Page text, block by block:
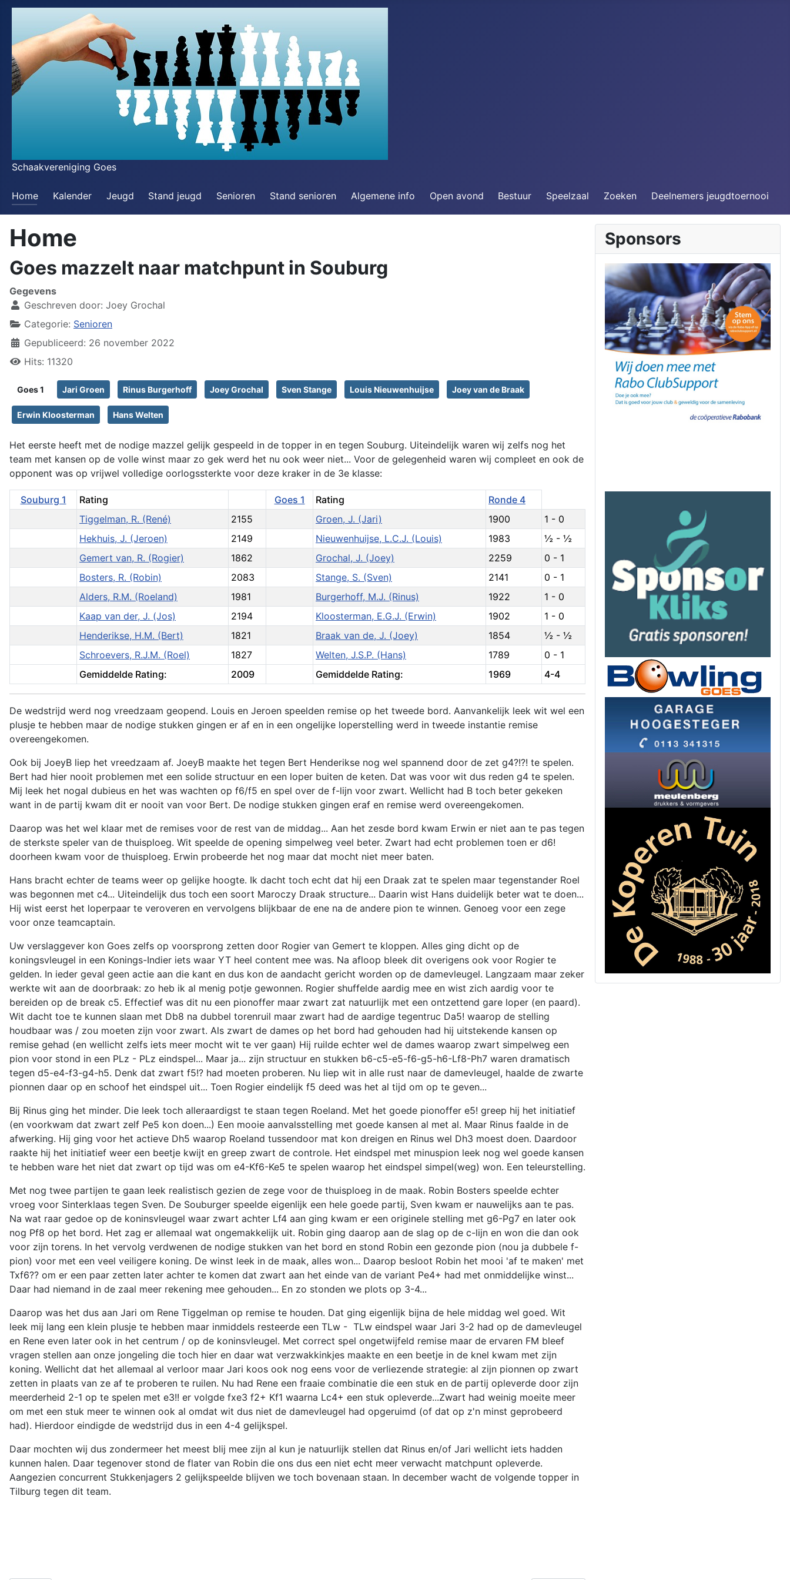
Schaakvereniging Goes
Home Kalender Jeugd Stand jeugd Senioren Stand senioren Algemene info Open avond Bestuur Speelzaal Zoeken Deelnemers jeugdtoernooi
Home
Goes mazzelt naar matchpunt in Souburg
Gegevens
Geschreven door: Joey Grochal
Categorie: Senioren
Gepubliceerd: 26 november 2022
Hits: 11320
Goes 1 Jari Groen Rinus Burgerhoff Joey Grochal Sven Stange Louis Nieuwenhuijse Joey van de Braak
Erwin Kloosterman Hans Welten
Het eerste heeft met de nodige mazzel gelijk gespeeld in de topper in en tegen Souburg. Uiteindelijk waren wij zelfs nog het
team met kansen op de volle winst maar zo gek werd het nu ook weer niet... Voor de gelegenheid waren wij compleet en ook de
opponent was op vrijwel volledige oorlogssterkte voor deze kraker in de 3e klasse:
Souburg 1 Rating Goes 1 Rating
Ronde 4
Tiggelman, R. (René)
2155 Groen, J. (Jari) 1900
1 - 0
Hekhuis, J. (Jeroen)
2149 Nieuwenhuijse, L.C.J. (Louis) 1983
½ - ½
Gemert van, R. (Rogier)
1862 Grochal, J. (Joey) 2259
0 - 1
Bosters, R. (Robin)
2083 Stange, S. (Sven) 2141
0 - 1
Alders, R.M. (Roeland)
1981 Burgerhoff, M.J. (Rinus) 1922
1 - 0
Kaap van der, J. (Jos)
2194 Kloosterman, E.G.J. (Erwin) 1902
1 - 0
Henderikse, H.M. (Bert)
1821 Braak van de, J. (Joey) 1854
½ - ½
Schroevers, R.J.M. (Roel)
1827 Welten, J.S.P. (Hans) 1789
0 - 1
Gemiddelde Rating:
2009 Gemiddelde Rating: 1969 4-4
De wedstrijd werd nog vreedzaam geopend. Louis en Jeroen speelden remise op het tweede bord. Aanvankelijk leek wit wel een
plusje te hebben maar de nodige stukken gingen er af en in een ongelijke loperstelling werd in tweede instantie remise
overeengekomen.
Ook bij JoeyB liep het vreedzaam af. JoeyB maakte het tegen Bert Henderikse nog wel spannend door de zet g4?!?! te spelen.
Bert had hier nooit problemen met een solide structuur en een loper buiten de keten. Dat was voor wit dus reden g4 te spelen.
Mij leek het nogal dubieus en het was wachten op f6/f5 en spel over de f-lijn voor zwart. Wellicht had B toch beter gekeken
want in de partij kwam dit er nooit van voor Bert. De nodige stukken gingen eraf en remise werd overeengekomen.
Daarop was het wel klaar met de remises voor de rest van de middag... Aan het zesde bord kwam Erwin er niet aan te pas tegen
de sterkste speler van de thuisploeg. Wit speelde de opening simpelweg veel beter. Zwart had echt problemen toen er d6!
doorheen kwam voor de thuisploeg. Erwin probeerde het nog maar dat mocht niet meer baten.
Hans bracht echter de teams weer op gelijke hoogte. Ik dacht toch echt dat hij een Draak zat te spelen maar tegenstander Roel
was begonnen met c4... Uiteindelijk dus toch een soort Maroczy Draak structure... Daarin wist Hans duidelijk beter wat te doen...
Hij wist eerst het loperpaar te veroveren en vervolgens blijkbaar de ene na de andere pion te winnen. Genoeg voor een zege
voor onze teamcaptain.
Uw verslaggever kon Goes zelfs op voorsprong zetten door Rogier van Gemert te kloppen. Alles ging dicht op de
koningsvleugel in een Konings-Indier iets waar YT heel content mee was. Na afloop bleek dit overigens ook voor Rogier te
gelden. In ieder geval geen actie aan die kant en dus kon de aandacht gericht worden op de damevleugel. Langzaam maar zeker
werkte wit aan de doorbraak: zo heb ik al menig potje gewonnen. Rogier shuffelde aardig mee en wist zich aardig voor te
bereiden op de break c5. Effectief was dit nu een pionoffer maar zwart zat natuurlijk met een ontzettend gare loper (en paard).
Wit dacht toe te kunnen slaan met Db8 na dubbel torenruil maar zwart had de aardige tegentruc Da5! waarop de stelling
houdbaar was / zou moeten zijn voor zwart. Als zwart de dames op het bord had gehouden had hij uitstekende kansen op
remise gehad (en wellicht zelfs iets meer mocht wit te ver gaan) Hij ruilde echter wel de dames waarop zwart simpelweg een
pion voor stond in een PLz - PLz eindspel... Maar ja... zijn structuur en stukken b6-c5-e5-f6-g5-h6-Lf8-Ph7 waren dramatisch
tegen d5-e4-f3-g4-h5. Denk dat zwart f5!? had moeten proberen. Nu liep wit in alle rust naar de damevleugel, haalde de zwarte
pionnen daar op en schoof het eindspel uit... Toen Rogier eindelijk f5 deed was het al tijd om op te geven...
Bij Rinus ging het minder. Die leek toch alleraardigst te staan tegen Roeland. Met het goede pionoffer e5! greep hij het initiatief
(en voorkwam dat zwart zelf Pe5 kon doen...) Een mooie aanvalsstelling met goede kansen al met al. Maar Rinus faalde in de
afwerking. Hij ging voor het actieve Dh5 waarop Roeland tussendoor mat kon dreigen en Rinus wel Dh3 moest doen. Daardoor
raakte hij het initiatief weer een beetje kwijt en greep zwart de controle. Het eindspel met minuspion leek nog wel goede kansen
te hebben ware het niet dat zwart op tijd was om e4-Kf6-Ke5 te spelen waarop het eindspel simpel(weg) won. Een teleurstelling.
Met nog twee partijen te gaan leek realistisch gezien de zege voor de thuisploeg in de maak. Robin Bosters speelde echter
vroeg voor Sinterklaas tegen Sven. De Souburger speelde eigenlijk een hele goede partij, Sven kwam er nauwelijks aan te pas.
Na wat raar gedoe op de koninsvleugel waar zwart achter Lf4 aan ging kwam er een originele stelling met g6-Pg7 en later ook
nog Pf8 op het bord. Het zag er allemaal wat ongemakkelijk uit. Robin ging daarop aan de slag op de c-lijn en won die dan ook
voor zijn torens. In het vervolg verdwenen de nodige stukken van het bord en stond Robin een gezonde pion (nou ja dubbele f-
pion) voor met een veel veiligere koning. De winst leek in de maak, alles won... Daarop besloot Robin het mooi 'af te maken' met
Txf6?? om er een paar zetten later achter te komen dat zwart aan het einde van de variant Pe4+ had met onmiddelijke winst...
Daar had niemand in de zaal meer rekening mee gehouden... En zo stonden we plots op 3-4...
Daarop was het dus aan Jari om Rene Tiggelman op remise te houden. Dat ging eigenlijk bijna de hele middag wel goed. Wit
leek mij lang een klein plusje te hebben maar inmiddels resteerde een TLw - TLw eindspel waar Jari 3-2 had op de damevleugel
en Rene even later ook in het centrum / op de koninsvleugel. Met correct spel ongetwijfeld remise maar de ervaren FM bleef
vragen stellen aan onze jongeling die toch hier en daar wat verzwakkinkjes maakte en een beetje in de knel kwam met zijn
koning. Wellicht dat het allemaal al verloor maar Jari koos ook nog eens voor de verliezende strategie: al zijn pionnen op zwart
zetten in plaats van ze af te proberen te ruilen. Nu had Rene een fraaie combinatie die een stuk en de partij opleverde door zijn
meerderheid 2-1 op te spelen met e3!! er volgde fxe3 f2+ Kf1 waarna Lc4+ een stuk opleverde...Zwart had weinig moeite meer
om met een stuk meer te winnen ook al omdat wit dus niet de damevleugel had opgeruimd (of dat op z'n minst geprobeerd
had). Hierdoor eindigde de wedstrijd dus in een 4-4 gelijkspel.
Daar mochten wij dus zondermeer het meest blij mee zijn al kun je natuurlijk stellen dat Rinus en/of Jari wellicht iets hadden
kunnen halen. Daar tegenover stond de flater van Robin die ons dus een niet echt meer verwacht matchpunt opleverde.
Aangezien concurrent Stukkenjagers 2 gelijkspeelde blijven we toch bovenaan staan. In december wacht de volgende topper in
Tilburg tegen dit team.
Sponsors